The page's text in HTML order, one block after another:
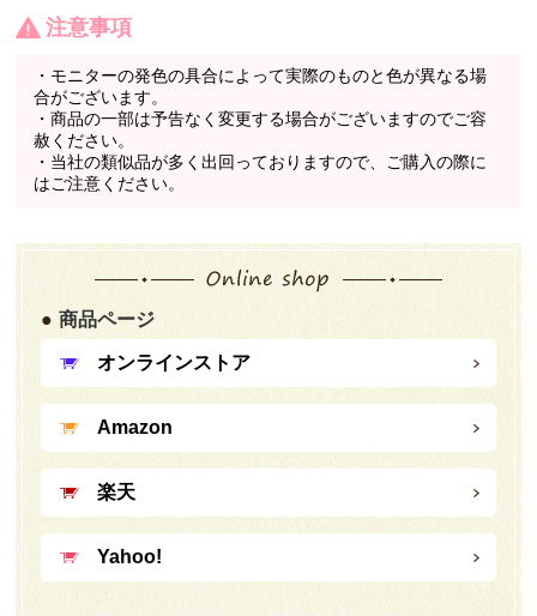
注意事項
・モニターの発色の具合によって実際のものと色が異なる場
合がございます。
・商品の一部は予告なく変更する場合がございますのでご容
赦ください。
・当社の類似品が多く出回っておりますので、ご購入の際に
はご注意ください。
商品ページ
オンラインストア
Amazon
楽天
Yahoo!